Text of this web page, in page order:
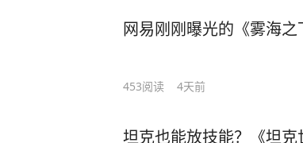
网易刚刚曝光的《雾海
453阅读 4天前
坦克也能放技能？《坦